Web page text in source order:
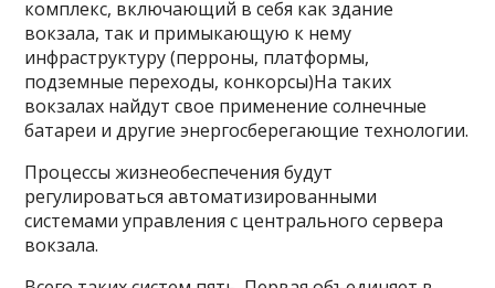
комплекс, включающий в себя как здание
вокзала, так и примыкающую к нему
инфраструктуру (перроны, платформы,
подземные переходы, конкорсы)На таких
вокзалах найдут свое применение солнечные
батареи и другие энергосберегающие технологии.
Процессы жизнеобеспечения будут
регулироваться автоматизированными
системами управления с центрального сервера
вокзала.